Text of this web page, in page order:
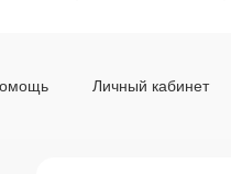
Личный кабинет